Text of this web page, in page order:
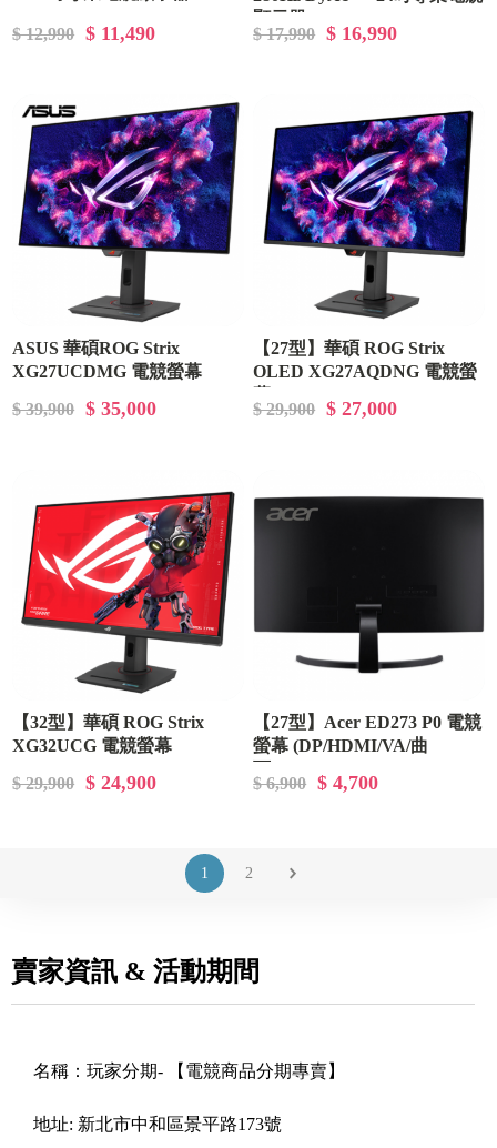
$ 12,990 $ 11,490
顯示器
$ 17,990
$ 16,990
ASUS 華碩ROG Strix
XG27UCDMG 電競螢幕
$ 39,900
$ 35,000
【27型】華碩 ROG Strix
OLED XG27AQDNG 電競螢
C(90W)/QD-
E
$ 29,900 $ 27,000
【32型】華碩 ROG Strix
XG32UCG 電競螢幕
IPS/4K/1ms/160Hz(FHD
變超頻驅動 2.0/130% sRGB
$ 29,900 $ 24,900
【27型】Acer ED273 P0 電競
螢幕 (DP/HDMI/VA/曲
內建喇叭/三年保固)
$ 6,900 $ 4,700
1 2
賣家資訊 & 活動期間
名稱： 玩家分期- 【電競商品分期專賣】
地址: 新北市中和區景平路173號